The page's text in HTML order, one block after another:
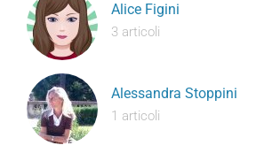
Alice Figini
3 articoli
Alessandra Stoppini
1 articoli